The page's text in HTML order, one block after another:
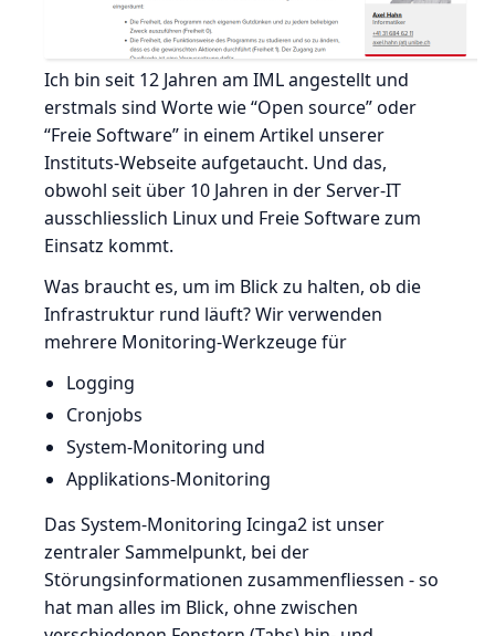
Ich bin seit 12 Jahren am IML angestellt und
erstmals sind Worte wie “Open source” oder
“Freie Software” in einem Artikel unserer
Instituts-Webseite aufgetaucht. Und das,
obwohl seit über 10 Jahren in der Server-IT
ausschliesslich Linux und Freie Software zum
Einsatz kommt.
Was braucht es, um im Blick zu halten, ob die
Infrastruktur rund läuft? Wir verwenden
mehrere Monitoring-Werkzeuge für
Logging
Cronjobs
System-Monitoring und
Applikations-Monitoring
Das System-Monitoring Icinga2 ist unser
zentraler Sammelpunkt, bei der
Störungsinformationen zusammenfliessen - so
hat man alles im Blick, ohne zwischen